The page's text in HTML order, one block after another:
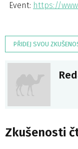
Event: https://
PŘIDEJ SVOU
Zkušenosti